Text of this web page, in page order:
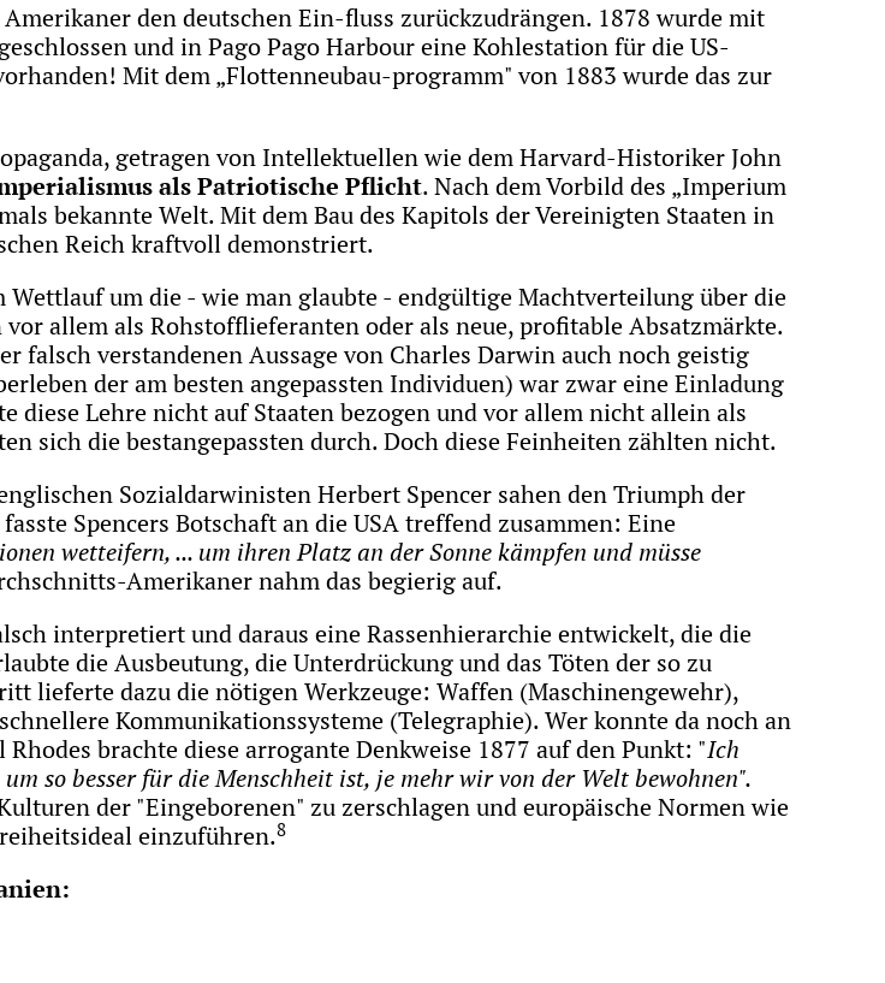
den deutschen Ein-fluss zurückzudrängen. 1878 wurde mit
und in Pago Pago Harbour eine Kohlestation für die US-
Mit dem „Flottenneubau-programm" von 1883 wurde das zur
getragen von Intellektuellen wie dem Harvard-Historiker John
als Patriotische Pflicht. Nach dem Vorbild des „Imperium
bekannte Welt. Mit dem Bau des Kapitols der Vereinigten Staaten in
Reich kraftvoll demonstriert.
um die - wie man glaubte - endgültige Machtverteilung über die
allem als Rohstofflieferanten oder als neue, profitable Absatzmärkte.
verstandenen Aussage von Charles Darwin auch noch geistig
der am besten angepassten Individuen) war zwar eine Einladung
diese Lehre nicht auf Staaten bezogen und vor allem nicht allein als
sich die bestangepassten durch. Doch diese Feinheiten zählten nicht.
Sozialdarwinisten Herbert Spencer sahen den Triumph der
Spencers Botschaft an die USA treffend zusammen: Eine
wetteifern, ... um ihren Platz an der Sonne kämpfen und müsse
Amerikaner nahm das begierig auf.
interpretiert und daraus eine Rassenhierarchie entwickelt, die die
die Ausbeutung, die Unterdrückung und das Töten der so zu
lieferte dazu die nötigen Werkzeuge: Waffen (Maschinengewehr),
Kommunikationssysteme (Telegraphie). Wer konnte da noch an
brachte diese arrogante Denkweise 1877 auf den Punkt: "Ich
so besser für die Menschheit ist, je mehr wir von der Welt bewohnen".
der "Eingeborenen" zu zerschlagen und europäische Normen wie
einzuführen.8